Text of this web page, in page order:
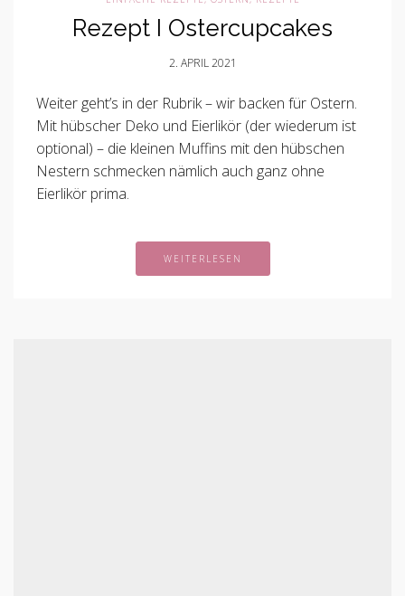
Rezept I Ostercupcakes
2. APRIL 2021
Weiter geht’s in der Rubrik – wir backen für Ostern.
Mit hübscher Deko und Eierlikör (der wiederum ist
optional) – die kleinen Muffins mit den hübschen
Nestern schmecken nämlich auch ganz ohne
Eierlikör prima.
WEITERLESEN